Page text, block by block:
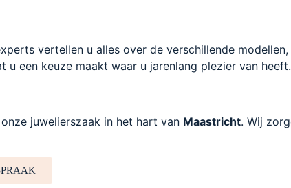
vertellen u alles over de verschillende
een keuze maakt waar u jarenlang plezier van heeft.
juwelierszaak in het hart van Maastricht. Wij